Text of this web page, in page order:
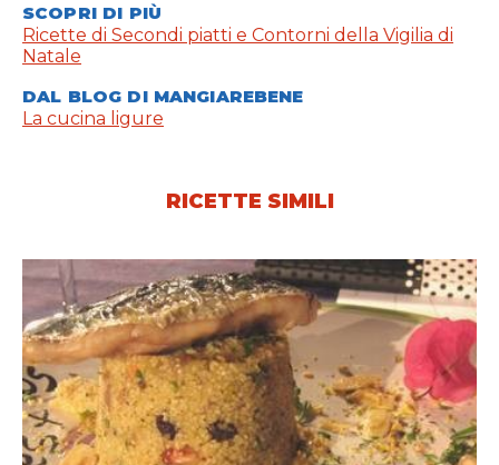
SCOPRI DI PIÙ
Ricette di Secondi piatti e Contorni della Vigilia di
Natale
DAL BLOG DI MANGIAREBENE
La cucina ligure
RICETTE SIMILI